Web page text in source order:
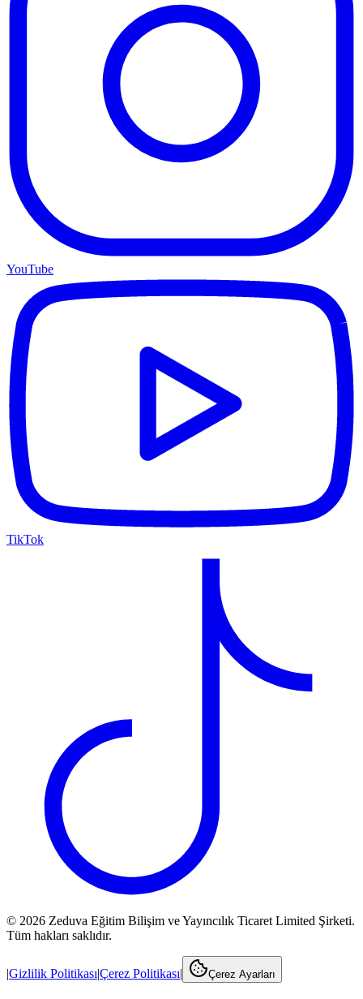
YouTube
TikTok
© 2026 Zeduva Eğitim Bilişim ve Yayıncılık Ticaret Limited Şirketi.
Tüm hakları saklıdır.
|Gizlilik Politikası|Çerez Politikası| Çerez Ayarları